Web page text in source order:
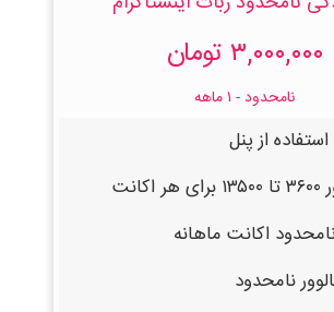
۳,۰۰۰,۰۰۰ تومان
نامحدود - ۱ ماهه
اکانت ماهانه
نامحدود